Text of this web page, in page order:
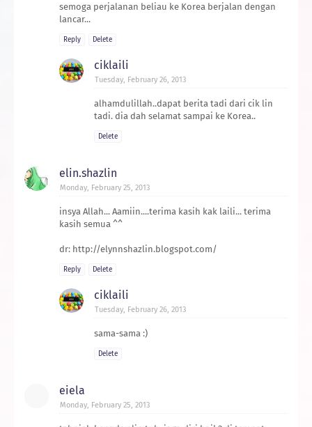
semoga perjalanan beliau ke Korea berjalan dengan
lancar...
Reply Delete
ciklaili
Tuesday, February 26, 2013
alhamdulillah..dapat berita tadi dari cik lin
tadi. dia dah selamat sampai ke Korea..
Delete
elin.shazlin
Monday, February 25, 2013
insya Allah... Aamiin....terima kasih kak laili... terima
kasih semua ^^
dr: http://elynnshazlin.blogspot.com/
Reply Delete
ciklaili
Tuesday, February 26, 2013
sama-sama :)
Delete
eiela
Monday, February 25, 2013